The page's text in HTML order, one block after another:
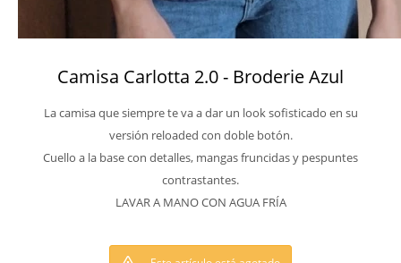
Camisa Carlotta 2.0 - Broderie Azul
La camisa que siempre te va a dar un look sofisticado en su
versión reloaded con doble botón.
Cuello a la base con detalles, mangas fruncidas y pespuntes
contrastantes.
LAVAR A MANO CON AGUA FRÍA